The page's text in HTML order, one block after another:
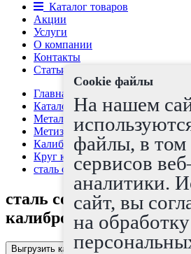
Каталог товаров
Акции
Услуги
О компании
Контакты
Статьи
Главная страница
Каталог
Металлопрокат
Метизы
Калибровка, серебрянка
Круг калиброванный
сталь сортовая холоднотянутая
сталь сортовая
калиброванная круг 14
Выгрузить каталог в Excel
Cookie файлы
На нашем
файлы, в том
сервисов
аналитики.
сайт, вы
на обработку